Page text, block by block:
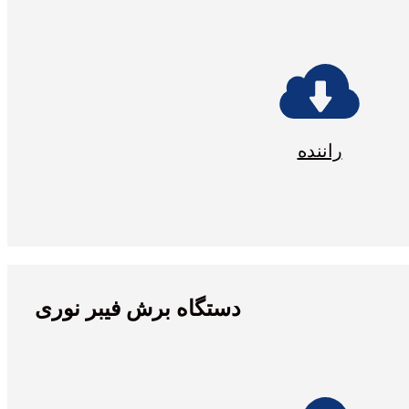
راننده
دستگاه برش فیبر نوری